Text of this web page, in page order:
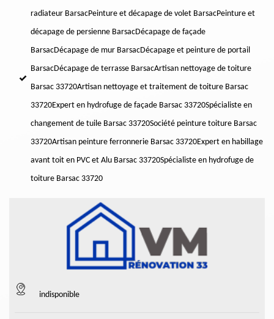
radiateur BarsacPeinture et décapage de volet BarsacPeinture et
décapage de persienne BarsacDécapage de façade
BarsacDécapage de mur BarsacDécapage et peinture de portail
BarsacDécapage de terrasse BarsacArtisan nettoyage de toiture
Barsac 33720Artisan nettoyage et traitement de toiture Barsac
33720Expert en hydrofuge de façade Barsac 33720Spécialiste en
changement de tuile Barsac 33720Société peinture toiture Barsac
33720Artisan peinture ferronnerie Barsac 33720Expert en habillage
avant toit en PVC et Alu Barsac 33720Spécialiste en hydrofuge de
toiture Barsac 33720
indisponible